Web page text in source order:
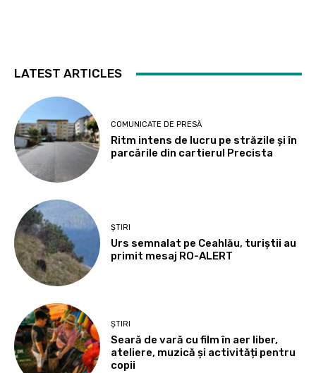
LATEST ARTICLES
COMUNICATE DE PRESĂ
Ritm intens de lucru pe străzile și în
parcările din cartierul Precista
ȘTIRI
Urs semnalat pe Ceahlău, turiștii au
primit mesaj RO-ALERT
ȘTIRI
Seară de vară cu film în aer liber,
ateliere, muzică și activități pentru
copii